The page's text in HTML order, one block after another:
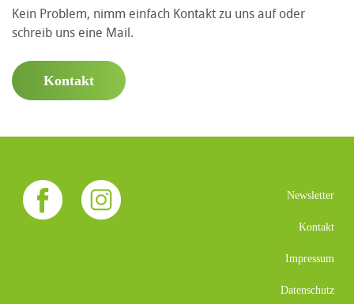
Kein Problem, nimm einfach Kontakt zu uns auf oder
schreib uns eine Mail.
Kontakt
Newsletter
Kontakt
Impressum
Datenschutz